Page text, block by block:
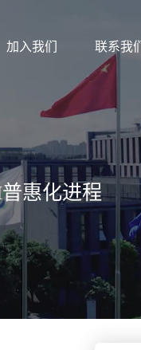
加入我们 联系我们
惠化进程